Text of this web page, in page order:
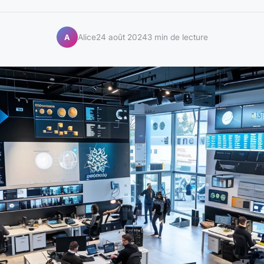
A Alice24 août 20243 min de lecture